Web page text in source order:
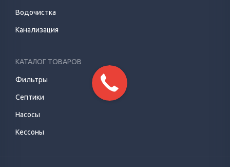
Водочистка
Канализация
КАТАЛОГ ТОВАРОВ
Фильтры
Септики
Насосы
Кессоны